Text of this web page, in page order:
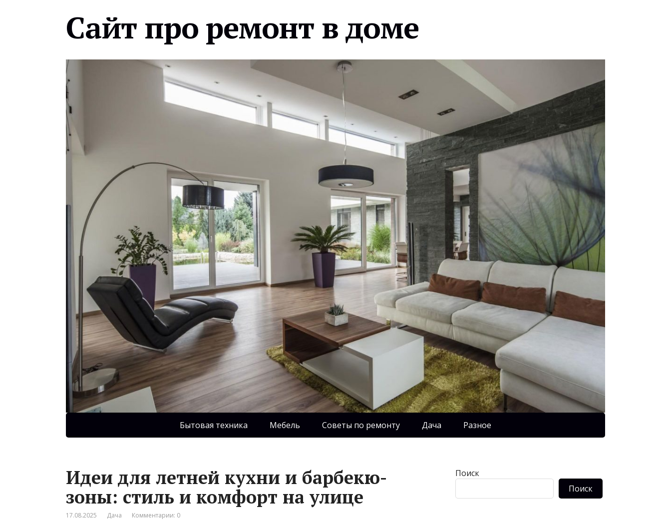
Сайт про ремонт в доме
Бытовая техника Мебель Советы по ремонту Дача Разное
Идеи для летней кухни и барбекю-
зоны: стиль и комфорт на улице
17.08.2025 Дача Комментарии: 0
Поиск
Поиск